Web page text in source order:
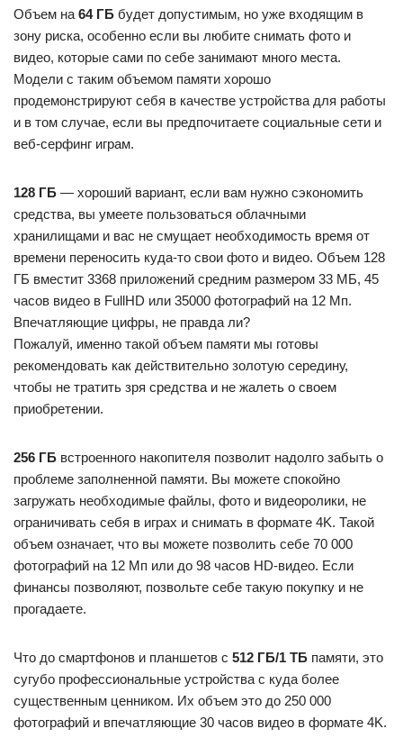
Объем на 64 ГБ будет допустимым, но уже входящим в
зону риска, особенно если вы любите снимать фото и
видео, которые сами по себе занимают много места.
Модели с таким объемом памяти хорошо
продемонстрируют себя в качестве устройства для работы
и в том случае, если вы предпочитаете социальные сети и
веб-серфинг играм.
128 ГБ — хороший вариант, если вам нужно сэкономить
средства, вы умеете пользоваться облачными
хранилищами и вас не смущает необходимость время от
времени переносить куда-то свои фото и видео. Объем 128
ГБ вместит 3368 приложений средним размером 33 МБ, 45
часов видео в FullHD или 35000 фотографий на 12 Мп.
Впечатляющие цифры, не правда ли?
Пожалуй, именно такой объем памяти мы готовы
рекомендовать как действительно золотую середину,
чтобы не тратить зря средства и не жалеть о своем
приобретении.
256 ГБ встроенного накопителя позволит надолго забыть о
проблеме заполненной памяти. Вы можете спокойно
загружать необходимые файлы, фото и видеоролики, не
ограничивать себя в играх и снимать в формате 4K. Такой
объем означает, что вы можете позволить себе 70 000
фотографий на 12 Мп или до 98 часов HD-видео. Если
финансы позволяют, позвольте себе такую покупку и не
прогадаете.
Что до смартфонов и планшетов с 512 ГБ/1 ТБ памяти, это
сугубо профессиональные устройства с куда более
существенным ценником. Их объем это до 250 000
фотографий и впечатляющие 30 часов видео в формате 4K.